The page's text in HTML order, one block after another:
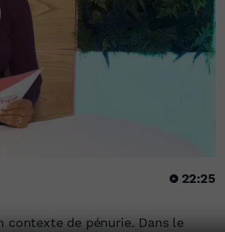
22:25
contexte de pénurie. Dans le